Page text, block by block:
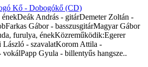
Kő - Dobogókő (CD)
András - gitárDemeter Zoltán -
Gábor - basszusgitárMagyar Gábor
furulya, énekKözreműködik:Egerer
László - szavalatKorom Attila -
Gyula - billentyűs hangsze..